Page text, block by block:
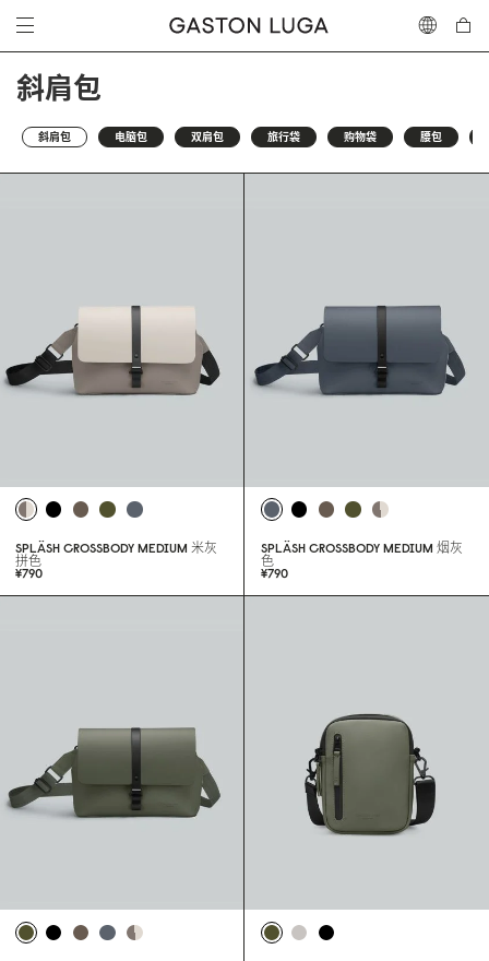
斜肩包
斜肩包 电脑包 双肩包 旅行袋 购物袋 腰包
SPLÄSH CROSSBODY MEDIUM 米灰
拼色
¥790
SPLÄSH CROSSBODY MEDIUM 烟灰
色
¥790